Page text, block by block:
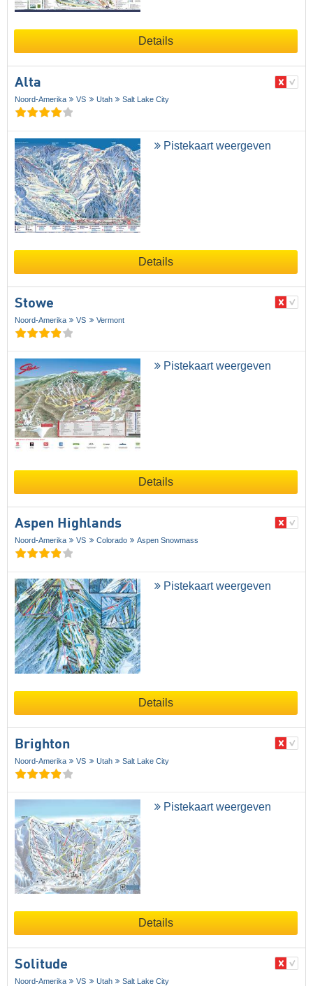
Details
Alta
Noord-Amerika VS Utah Salt Lake City
Pistekaart weergeven
Details
Stowe
Noord-Amerika VS Vermont
Pistekaart weergeven
Details
Aspen Highlands
Noord-Amerika VS Colorado Aspen Snowmass
Pistekaart weergeven
Details
Brighton
Noord-Amerika VS Utah Salt Lake City
Pistekaart weergeven
Details
Solitude
Noord-Amerika VS Utah Salt Lake City